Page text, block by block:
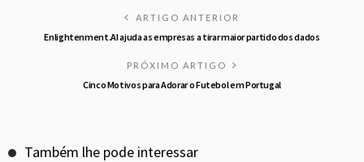
ARTIGO ANTERIOR
Enlightenment.AI ajuda as empresas a tirar maior partido dos dados
PRÓXIMO ARTIGO
Cinco Motivos para Adorar o Futebol em Portugal
Também lhe pode interessar